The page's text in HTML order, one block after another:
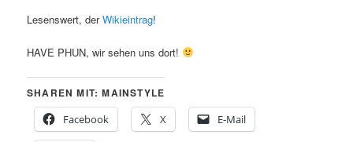
Lesenswert, derWikieintrag!
HAVE PHUN, wir sehen uns dort!
SHAREN MIT: MAINSTYLE
Facebook
X E-Mail